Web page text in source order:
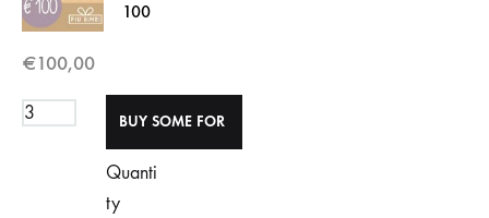
100
€100,00
Quanti
ty